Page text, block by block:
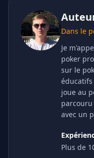
Dans le
Je
poker
sur le
éducatifs
joue au
parcouru
avec un
Plus de